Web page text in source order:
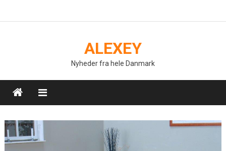
ALEXEY
Nyheder fra hele Danmark